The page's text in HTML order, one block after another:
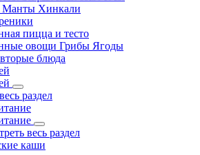
Манты Хинкали
пицца и тесто
овощи Грибы Ягоды
блюда
раздел
весь раздел
каши